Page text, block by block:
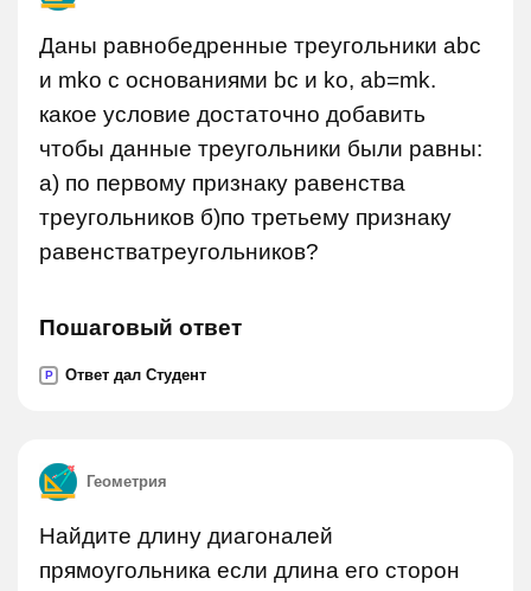
Даны равнобедренные треугольники abc
и mko с основаниями bc и ko, ab=mk.
какое условие достаточно добавить
чтобы данные треугольники были равны:
а) по первому признаку равенства
треугольников б)по третьему признаку
равенстватреугольников?
Пошаговый ответ
P Ответ дал Студент
Геометрия
Найдите длину диагоналей
прямоугольника если длина его сторон